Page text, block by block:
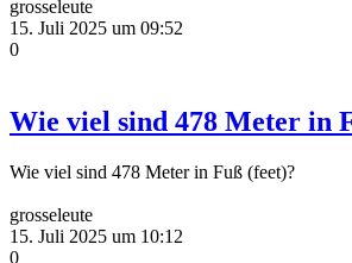
grosseleute
15. Juli 2025 um 09:52
0
Wie viel sind 478 Meter in
Wie viel sind 478 Meter in Fuß (feet)?
grosseleute
15. Juli 2025 um 10:12
0